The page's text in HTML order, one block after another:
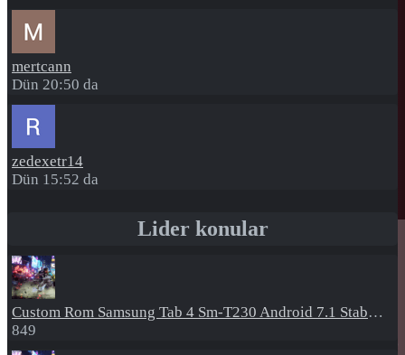
mertcann
Dün 20:50 da
zedexetr14
Dün 15:52 da
Lider konular
Custom Rom Samsung Tab 4 Sm-T230 Android 7.1 Stabil Eba Destekli Yazılım
849